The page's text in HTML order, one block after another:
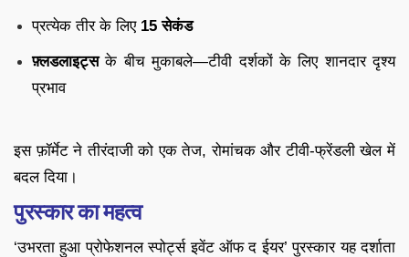
प्रत्येक तीर के लिए 15 सेकंड
फ़्लडलाइट्सके बीच मुकाबले—टीवी दर्शकों के लिए शानदार दृश्य
प्रभाव
इस फ़ॉर्मेट ने तीरंदाजी को एक तेज, रोमांचक और टीवी-फ्रेंडली खेल में
बदल दिया।
पुरस्कार का महत्व
‘उभरता हुआ प्रोफेशनल स्पोर्ट्स इवेंट ऑफ द ईयर’ पुरस्कार यह दर्शाता